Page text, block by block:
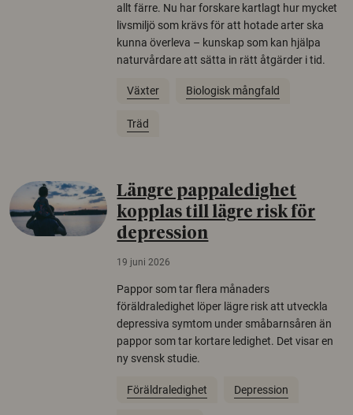
allt färre. Nu har forskare kartlagt hur mycket
livsmiljö som krävs för att hotade arter ska
kunna överleva – kunskap som kan hjälpa
naturvårdare att sätta in rätt åtgärder i tid.
Växter Biologisk mångfald
Träd
Längre pappaledighet
kopplas till lägre risk för
depression
19 juni 2026
Pappor som tar flera månaders
föräldraledighet löper lägre risk att utveckla
depressiva symtom under småbarnsåren än
pappor som tar kortare ledighet. Det visar en
ny svensk studie.
Föräldraledighet Depression